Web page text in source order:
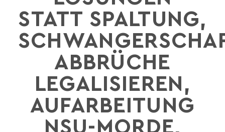
STATT SPALTUNG,
ABBRÜCHE
LEGALISIEREN,
AUFARBEITUNG
NSU-MORDE,